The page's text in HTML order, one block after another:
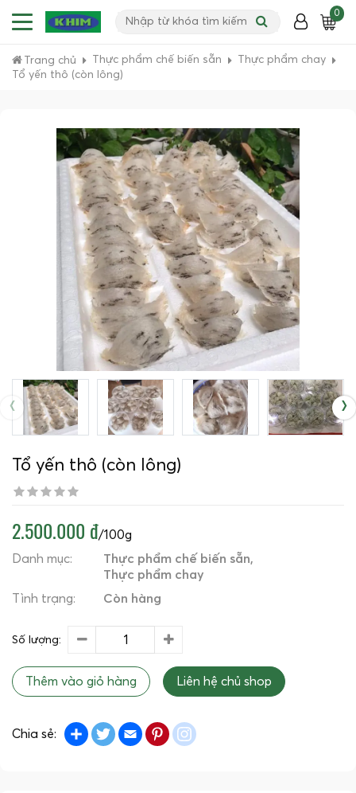
0
Trang chủ Thực phẩm chế biến sẵn
Thực phẩm chay
Tổ yến thô (còn lông)
‹ ›
Tổ yến thô (còn lông)
2.500.000 đ/100g
Danh mục:
Thực phẩm chế biến sẵn
Thực phẩm chay
Tình trạng:
Còn hàng
Số lượng:
Thêm vào giỏ hàng Liên hệ chủ shop
Chia sẻ: Share TwitterEmail Pinterest